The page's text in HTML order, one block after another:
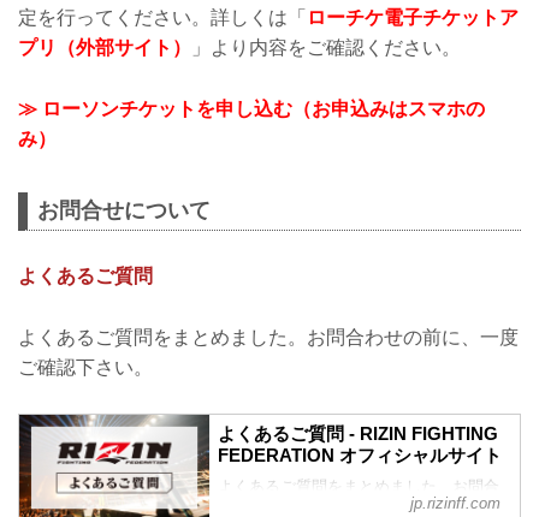
定を行ってください。詳しくは「 ローチケ電子チケットア
プリ（外部サイト）
」より内容をご確認ください。
≫ ローソンチケットを申し込む（お申込みはスマホの
み）
お問合せについて
よくあるご質問
よくあるご質問をまとめました。お問合わせの前に、一度
ご確認下さい。
よくあるご質問 - RIZIN FIGHTING
FEDERATION オフィシャルサイト
よくあるご質問をまとめました。お問合
わせの前に、一度ご確認下さい。jp.rizinff.com